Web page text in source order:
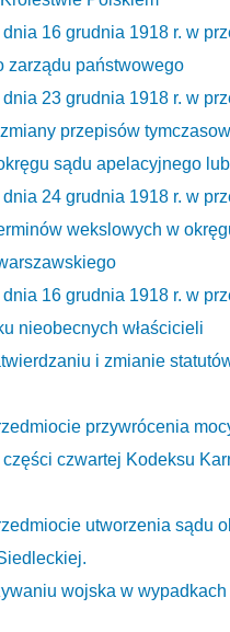
16 grudnia 1918 r. w
zarządu państwowego
23 grudnia 1918 r. w
przepisów
sądu apelacyjnego
24 grudnia 1918 r. w
wekslowych w
16 grudnia 1918 r. w
nieobecnych właścicieli
i zmianie
przywrócenia
czwartej Kodeksu
utworzenia sądu
wojska w wypadkach